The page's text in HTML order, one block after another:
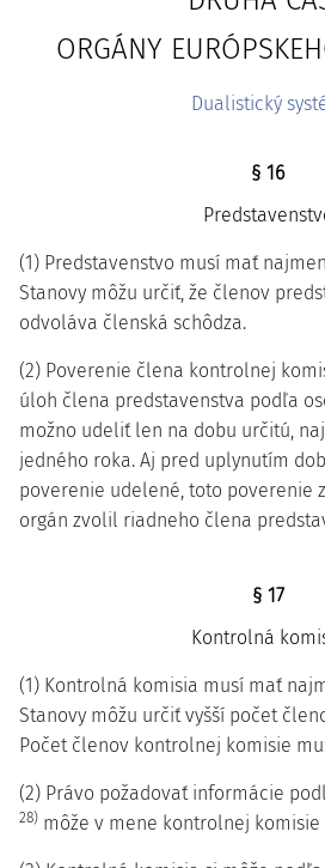
ORGÁNY
Dualistický
§ 16
(1) Predstavenstvo musí mať
Stanovy môžu určiť, že členov
odvoláva členská schôdza.
(2) Poverenie člena kontrolnej
úloh člena predstavenstva podľa
možno udeliť len na dobu určitú,
jedného roka. Aj pred uplynutím
poverenie udelené, toto poverenie
orgán zvolil riadneho člena
§ 17
Kontrolná
(1) Kontrolná komisia musí mať
Stanovy môžu určiť vyšší počet
Počet členov kontrolnej komisie
(2) Právo požadovať informácie
28) môže v mene kontrolnej